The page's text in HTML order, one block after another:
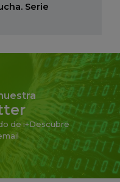
Serie
de i+Descubre